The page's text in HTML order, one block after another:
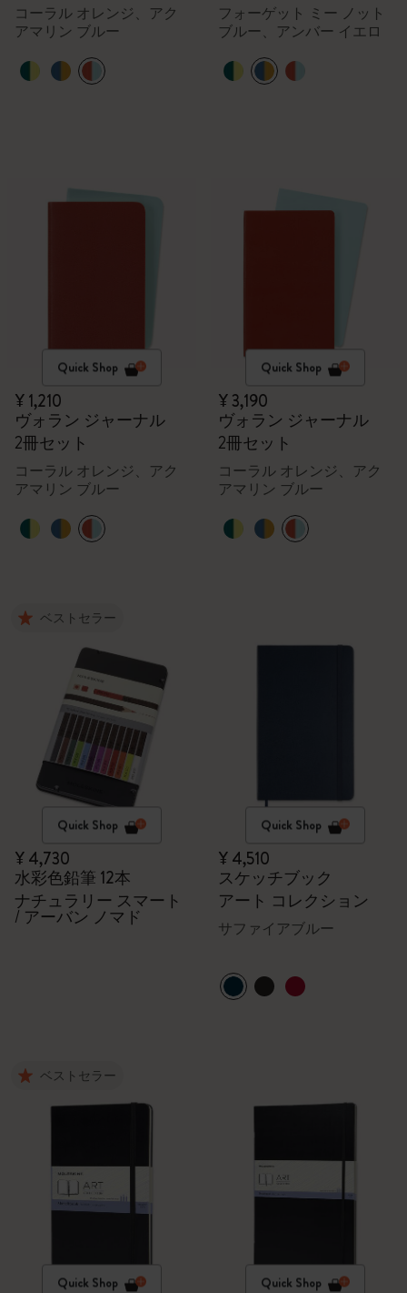
コーラル オレンジ、アク
アマリン ブルー
フォーゲット ミー ノット
ブルー、アンバー イエロ
Quick Shop
¥ 1,210
ヴォラン ジャーナル
2冊セット
コーラル オレンジ、アク
アマリン ブルー
Quick Shop
¥ 3,190
ヴォラン ジャーナル
2冊セット
コーラル オレンジ、アク
アマリン ブルー
ベストセラー
Quick Shop
¥ 4,730
水彩色鉛筆 12本
ナチュラリー スマート
/ アーバン ノマド
Quick Shop
¥ 4,510
スケッチブック
アート コレクション
サファイアブルー
ベストセラー
Quick Shop Quick Shop